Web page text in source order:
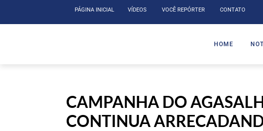
PÁGINA INICIAL VÍDEOS VOCÊ REPÓRTER CONTATO
HOME
CAMPANHA DO
CONTINUA